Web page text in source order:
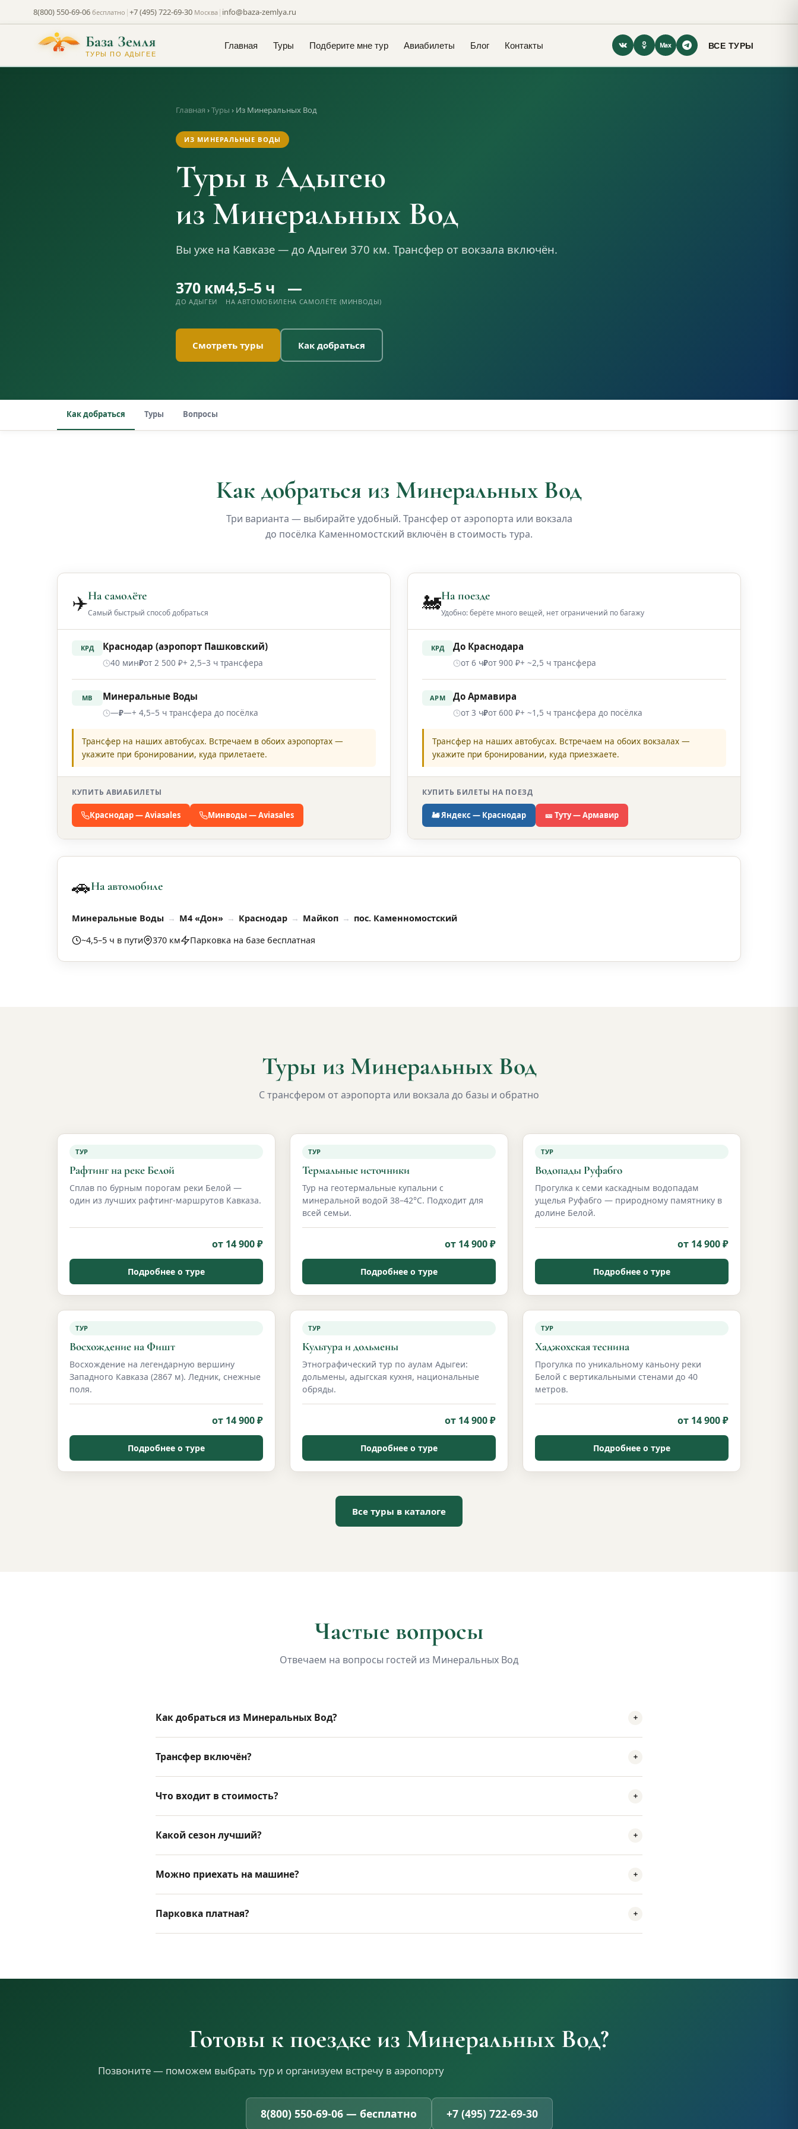
8(800) 550-69-06 бесплатно |+7 (495) 722-69-30 Москва | info@baza-zemlya.ru
База Земля
ТУРЫ ПО АДЫГЕЕ
Главная Туры Подберите мне тур Авиабилеты Блог Контакты Max ВСЕ ТУРЫ
Главная ›Туры › Из Минеральных Вод
ИЗ МИНЕРАЛЬНЫЕ ВОДЫ
Туры в Адыгею
из Минеральных Вод
Вы уже на Кавказе — до Адыгеи 370 км. Трансфер от вокзала включён.
370 км
ДО АДЫГЕИ
4,5–5 ч
НА АВТОМОБИЛЕ
—
НА САМОЛЁТЕ (МИНВОДЫ)
Смотреть туры Как добраться
Как добраться Туры Вопросы
Как добраться из Минеральных Вод
Три варианта — выбирайте удобный. Трансфер от аэропорта или вокзала
до посёлка Каменномостский включён в стоимость тура.
✈️На самолёте
Самый быстрый способ добраться
КРД Краснодар (аэропорт Пашковский)
40 мин₽от 2 500 ₽+ 2,5–3 ч трансфера
МВ Минеральные Воды
—₽—+ 4,5–5 ч трансфера до посёлка
Трансфер на наших автобусах. Встречаем в обоих аэропортах —
укажите при бронировании, куда прилетаете.
КУПИТЬ АВИАБИЛЕТЫ
Краснодар — Aviasales Минводы — Aviasales
🚂На поезде
Удобно: берёте много вещей, нет ограничений по багажу
КРД До Краснодара
от 6 ч₽от 900 ₽+ ~2,5 ч трансфера
АРМ До Армавира
от 3 ч₽от 600 ₽+ ~1,5 ч трансфера до посёлка
Трансфер на наших автобусах. Встречаем на обоих вокзалах —
укажите при бронировании, куда приезжаете.
КУПИТЬ БИЛЕТЫ НА ПОЕЗД
🚂 Яндекс — Краснодар 🎫 Туту — Армавир
🚗На автомобиле
Минеральные Воды М4 «Дон» Краснодар Майкоп
пос. Каменномостский
~4,5–5 ч в пути
370 км Парковка на базе бесплатная
Туры из Минеральных Вод
С трансфером от аэропорта или вокзала до базы и обратно
ТУР
Рафтинг на реке Белой
Сплав по бурным порогам реки Белой —
один из лучших рафтинг-маршрутов Кавказа.
от 14 900 ₽
Подробнее о туре
ТУР
Термальные источники
Тур на геотермальные купальни с
минеральной водой 38–42°С. Подходит для
всей семьи.
от 14 900 ₽
Подробнее о туре
ТУР
Водопады Руфабго
Прогулка к семи каскадным водопадам
ущелья Руфабго — природному памятнику в
долине Белой.
от 14 900 ₽
Подробнее о туре
ТУР
Восхождение на Фишт
Восхождение на легендарную вершину
Западного Кавказа (2867 м). Ледник, снежные
поля.
от 14 900 ₽
Подробнее о туре
ТУР
Культура и дольмены
Этнографический тур по аулам Адыгеи:
дольмены, адыгская кухня, национальные
обряды.
от 14 900 ₽
Подробнее о туре
ТУР
Хаджохская теснина
Прогулка по уникальному каньону реки
Белой с вертикальными стенами до 40
метров.
от 14 900 ₽
Подробнее о туре
Все туры в каталоге
Частые вопросы
Отвечаем на вопросы гостей из Минеральных Вод
Как добраться из Минеральных Вод?
Трансфер включён?
Что входит в стоимость?
Какой сезон лучший?
Можно приехать на машине?
Парковка платная?
Готовы к поездке из Минеральных Вод?
Позвоните — поможем выбрать тур и организуем встречу в аэропорту
8(800) 550-69-06 — бесплатно +7 (495) 722-69-30